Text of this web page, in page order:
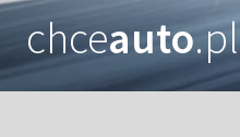
chceauto.pl